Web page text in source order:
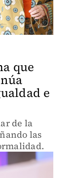
que
e
de la
las